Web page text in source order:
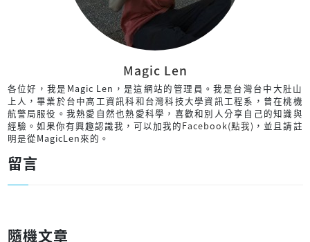
Magic Len
各位好，我是Magic Len，是這網站的管理員。我是台灣台中大肚山
上人，畢業於台中高工資訊科和台灣科技大學資訊工程系，曾在桃機
航警局服役。我熱愛自然也熱愛科學，喜歡和別人分享自己的知識與
經驗。如果你有興趣認識我，可以加我的Facebook(點我) ，並且請註
明是從MagicLen來的。
留言
隨機文章